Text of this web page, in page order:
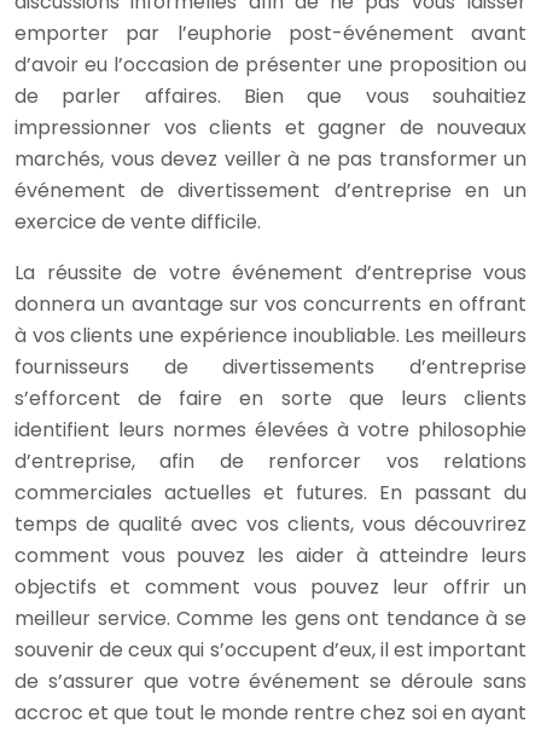
emporter par l’euphorie post-événement avant
d’avoir eu l’occasion de présenter une proposition ou
de parler affaires. Bien que vous souhaitiez
impressionner vos clients et gagner de nouveaux
marchés, vous devez veiller à ne pas transformer un
événement de divertissement d’entreprise en un
exercice de vente difficile.
La réussite de votre événement d’entreprise vous
donnera un avantage sur vos concurrents en offrant
à vos clients une expérience inoubliable. Les meilleurs
fournisseurs de divertissements d’entreprise
s’efforcent de faire en sorte que leurs clients
identifient leurs normes élevées à votre philosophie
d’entreprise, afin de renforcer vos relations
commerciales actuelles et futures. En passant du
temps de qualité avec vos clients, vous découvrirez
comment vous pouvez les aider à atteindre leurs
objectifs et comment vous pouvez leur offrir un
meilleur service. Comme les gens ont tendance à se
souvenir de ceux qui s’occupent d’eux, il est important
de s’assurer que votre événement se déroule sans
accroc et que tout le monde rentre chez soi en ayant